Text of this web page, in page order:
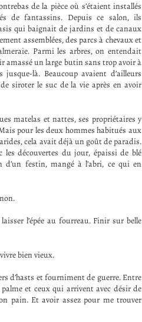
de la pièce où s’étaient installés
de fantassins. Depuis ce salon, ils
qui baignait de jardins et de canaux
assemblées, des parcs à chevaux et
Parmi les arbres, on entendait
amassé un large butin sans trop avoir à
là. Beaucoup avaient d’ailleurs
siroter le suc de la vie après en avoir
matelas et nattes, ses propriétaires y
pour les deux hommes habitués aux
cela avait déjà un goût de paradis.
découvertes du jour, épaissi de blé
d’un festin, mangé à l’abri, ce qui en
l’épée au fourreau. Finir sur belle
bien vieux.
d’hasts et fourniment de guerre. Entre
et ceux qui arrivent avec désir de
pain. Et avoir assez pour me trouver